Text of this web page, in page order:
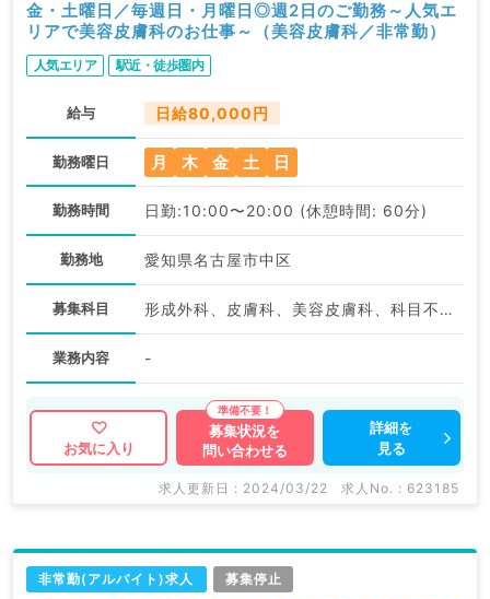
金・土曜日／毎週日・月曜日◎週2日のご勤務～人気エ
リアで美容皮膚科のお仕事～（美容皮膚科／非常勤）
人気エリア 駅近・徒歩圏内
給与 日給80,000円
勤務曜日 月 木 金 土 日
勤務時間 日勤:10:00〜20:00 (休憩時間: 60分)
勤務地 愛知県名古屋市中区
募集科目 形成外科、皮膚科、美容皮膚科、科目不問
業務内容 -
お気に入り
募集状況を
問い合わせる
詳細を
見る
求人更新日 : 2024/03/22 求人No. : 623185
非常勤(アルバイト)求人 募集停止